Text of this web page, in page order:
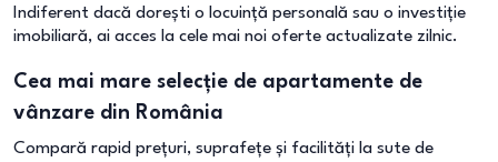
Indiferent dacă dorești o locuință personală sau o investiție
imobiliară, ai acces la cele mai noi oferte actualizate zilnic.
Cea mai mare selecție de apartamente de
vânzare din România
Compară rapid prețuri, suprafețe și facilități la sute de